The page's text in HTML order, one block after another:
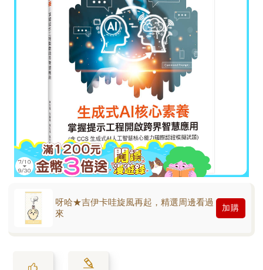
呀哈★吉伊卡哇旋風再起，精選周邊看過
來
加購